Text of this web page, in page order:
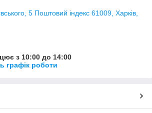
5 Поштовий індекс 61009, Харків,
з 10:00 до 14:00
графік роботи